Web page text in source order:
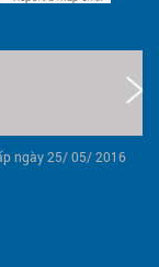
ngày 25/ 05/ 2016